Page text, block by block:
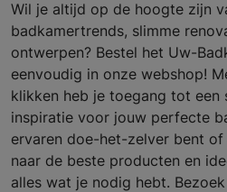
Wil je altijd op de hoogte zijn
badkamertrends, slimme
ontwerpen? Bestel het Uw-
eenvoudig in onze webshop!
klikken heb je toegang tot een
inspiratie voor jouw perfecte
ervaren doe-het-zelver bent
naar de beste producten en
alles wat je nodig hebt.